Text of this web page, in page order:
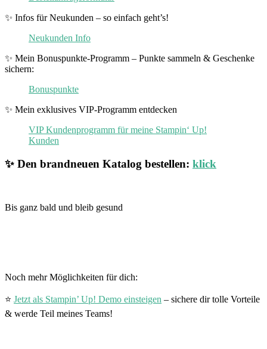
✨ Infos für Neukunden – so einfach geht’s!
Neukunden Info
✨ Mein Bonuspunkte-Programm – Punkte sammeln & Geschenke
sichern:
Bonuspunkte
✨ Mein exklusives VIP-Programm entdecken
VIP Kundenprogramm für meine Stampin‘ Up!
Kunden
✨ Den brandneuen Katalog bestellen: klick
Bis ganz bald und bleib gesund
Noch mehr Möglichkeiten für dich:
⭐ Jetzt als Stampin’ Up! Demo einsteigen – sichere dir tolle Vorteile
& werde Teil meines Teams!